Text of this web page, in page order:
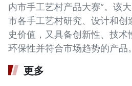
内市手工艺村产品大赛”。该
市各手工艺村研究、设计和
史价值，又具备创新性、技术
环保性并符合市场趋势的产品。
更多